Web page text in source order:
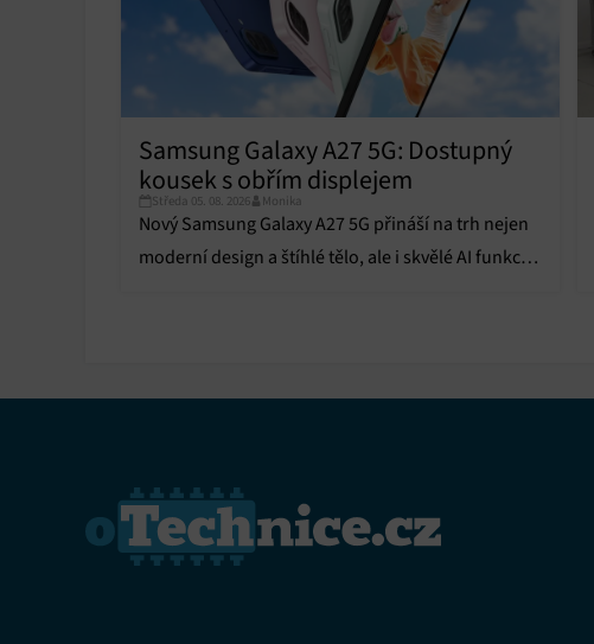
Samsung Galaxy A27 5G: Dostupný
kousek s obřím displejem
Středa 05. 08. 2026 Monika
Nový Samsung Galaxy A27 5G přináší na trh nejen
moderní design a štíhlé tělo, ale i skvělé AI funkce